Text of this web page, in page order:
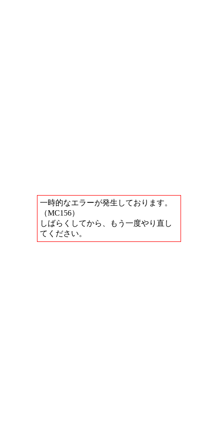
一時的なエラーが発生しております。
（MC156）
しばらくしてから、もう一度やり直し
てください。